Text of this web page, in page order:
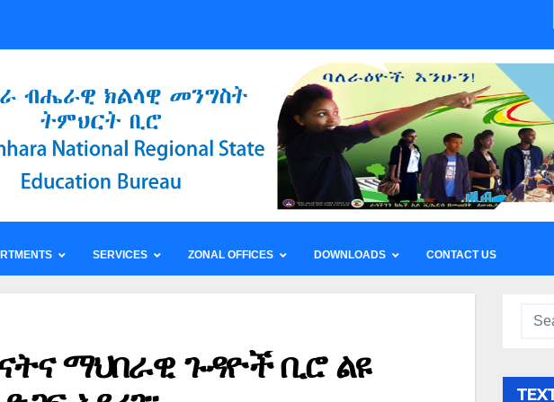
SERVICES ZONAL OFFICES DOWNLOADS CONTACT US
ማህበራዊ ጉዳዮች ቢሮ ልዩ